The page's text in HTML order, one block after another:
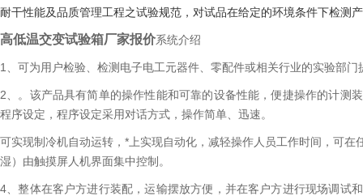
耐干性能及品质管理工程之试验规范，对试品在给定的环境条件下检测
高低温交变试验箱厂家报价系统介绍
1、可为用户检验、检测电子电工元器件、零配件或相关行业的实验部
2、。该产品具有简单的操作性能和可靠的设备性能，便捷操作的计测
程序设定，程序设定采用对话方式，操作简单、迅速。
可实现制冷机自动运转，*上实现自动化，减轻操作人员工作时间，可
湿）由触摸屏人机界面集中控制。
4、整体在客户方进行装配，运输摆放方便，并在客户方进行现场调试